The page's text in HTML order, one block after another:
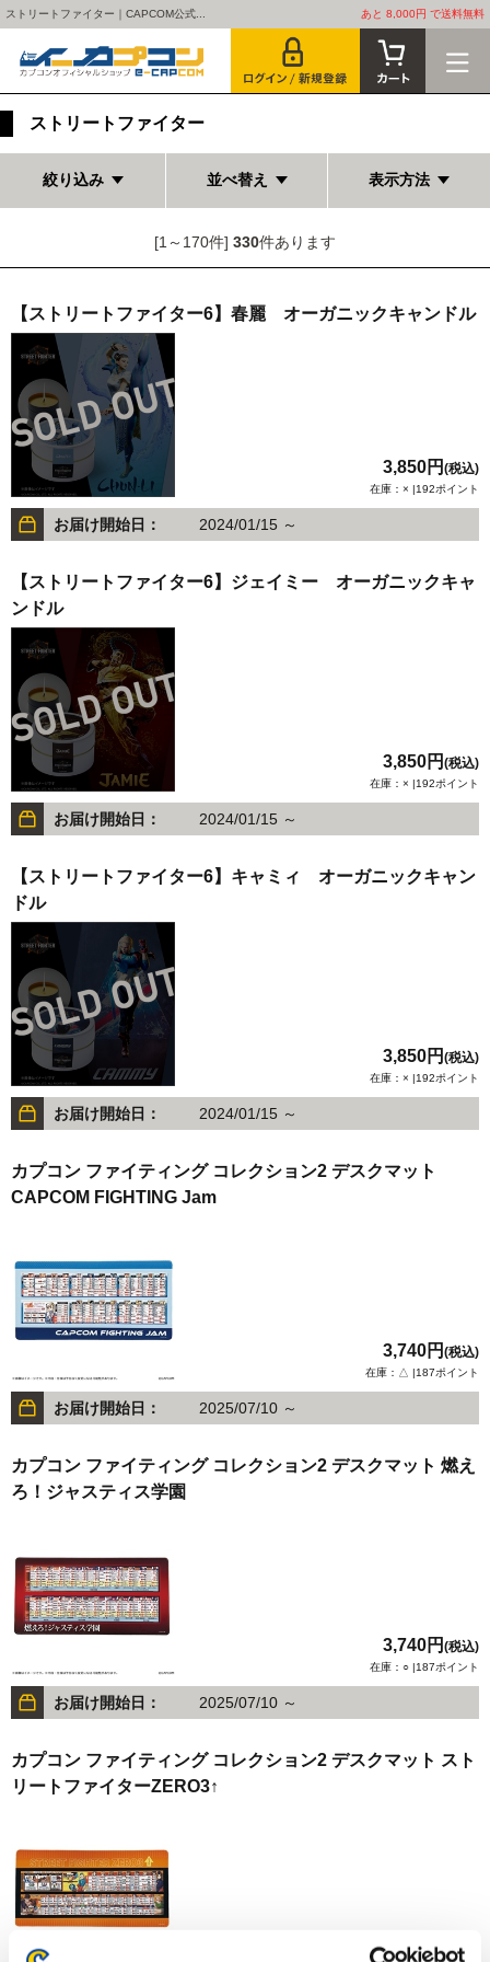
ストリートファイター｜CAPCOM公式... あと 8,000円 で送料無料
ストリートファイター
絞り込み 並べ替え 表示方法
[1～170件] 330件あります
【ストリートファイター6】春麗 オーガニックキャンドル
3,850円 (税込)
在庫：× |192ポイント
お届け開始日： 2024/01/15 ～
【ストリートファイター6】ジェイミー オーガニックキャ
ンドル
3,850円 (税込)
在庫：× |192ポイント
お届け開始日： 2024/01/15 ～
【ストリートファイター6】キャミィ オーガニックキャン
ドル
3,850円 (税込)
在庫：× |192ポイント
お届け開始日： 2024/01/15 ～
カプコン ファイティング コレクション2 デスクマット
CAPCOM FIGHTING Jam
3,740円 (税込)
在庫：△ |187ポイント
お届け開始日： 2025/07/10 ～
カプコン ファイティング コレクション2 デスクマット 燃え
ろ！ジャスティス学園
3,740円 (税込)
在庫：○ |187ポイント
お届け開始日： 2025/07/10 ～
カプコン ファイティング コレクション2 デスクマット スト
リートファイターZERO3↑